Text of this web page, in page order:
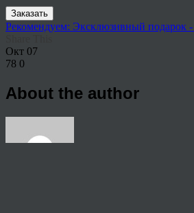
Заказать
Рекомендуем: Эксклюзивный подарок -
Окт 07
78 0
About the author